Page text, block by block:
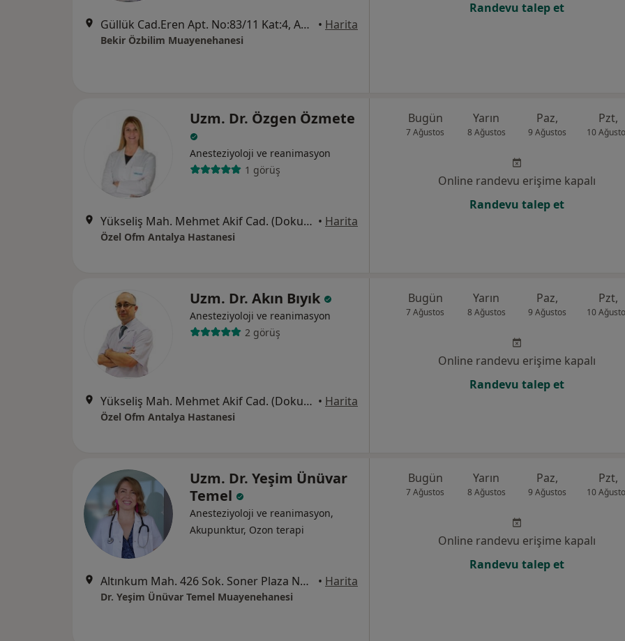
Güllük Cad.Eren Apt. No:83/11 Kat:4, Antalya • Harita
Bekir Özbilim Muayenehanesi
Randevu talep et
Uzm. Dr. Özgen Özmete
Anesteziyoloji ve reanimasyon
1 görüş
Yükseliş Mah. Mehmet Akif Cad. (Dokuma Cumartesi Pazarı Karşısı) No:96 Kepez / ANTALYA, Antalya • Harita
Özel Ofm Antalya Hastanesi
Bugün
7 Ağustos
Yarın
8 Ağustos
Paz,
9 Ağustos
Pzt,
10
Online randevu erişime kapalı
Randevu talep et
Uzm. Dr. Akın Bıyık
Anesteziyoloji ve reanimasyon
2 görüş
Yükseliş Mah. Mehmet Akif Cad. (Dokuma Cumartesi Pazarı Karşısı) No:96 Kepez / ANTALYA, Antalya • Harita
Özel Ofm Antalya Hastanesi
Bugün
7 Ağustos
Yarın
8 Ağustos
Paz,
9 Ağustos
Pzt,
10
Online randevu erişime kapalı
Randevu talep et
Uzm. Dr. Yeşim Ünüvar
Temel
Anesteziyoloji ve reanimasyon,
Akupunktur, Ozon terapi
Altınkum Mah. 426 Sok. Soner Plaza No:13/1, Antalya • Harita
Dr. Yeşim Ünüvar Temel Muayenehanesi
Bugün
7 Ağustos
Yarın
8 Ağustos
Paz,
9 Ağustos
Pzt,
10
Online randevu erişime kapalı
Randevu talep et